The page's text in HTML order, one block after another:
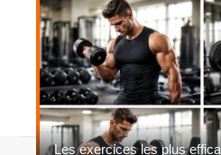
Les exercices les plus